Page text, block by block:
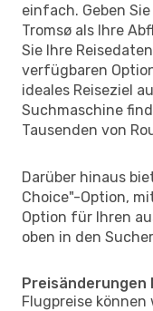
einfach. Geben
Tromsø als Ihre
Sie Ihre
verfügbaren
ideales Reiseziel
Suchmaschine
Tausenden von
Darüber hinaus
Choice"-Option,
Option für Ihren
oben in den
Preisänderungen
Flugpreise